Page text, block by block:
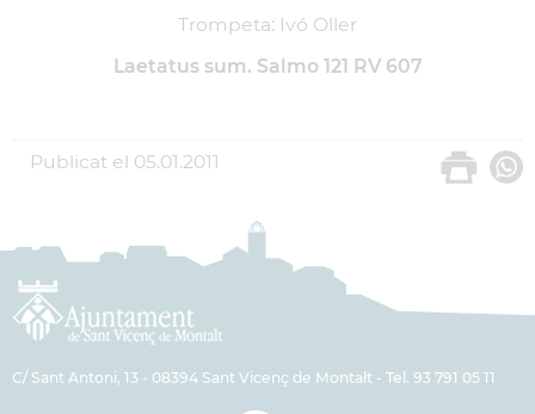
Trompeta: Ivó Oller
Laetatus sum. Salmo 121 RV 607
Publicat el 05.01.2011
C/ Sant Antoni, 13 - 08394 Sant Vicenç de Montalt - Tel. 93 791 05 11